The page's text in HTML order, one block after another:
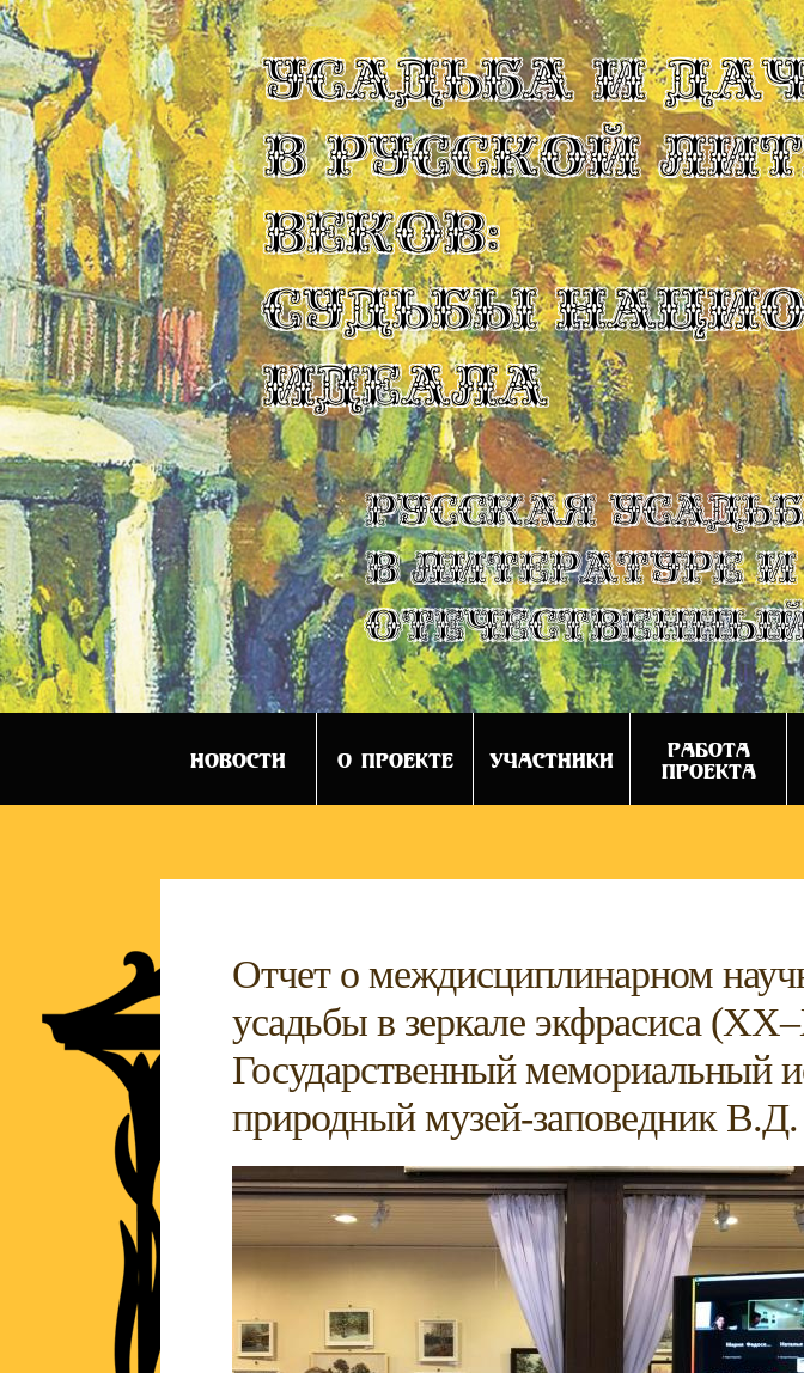
УСАДЬБА И
В РУССКОЙ
ВЕКОВ:
СУДЬБЫ
ИДЕАЛА
Русская
в литературе
НОВОСТИ О ПРОЕКТЕ УЧАСТНИКИ
РАБОТА
ПРОЕКТА
Отчет о междисциплинарном
усадьбы в зеркале экфрасиса
Государственный мемориальный
природный музей-заповедник